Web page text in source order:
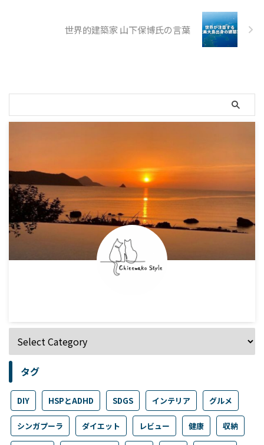
世界的建築家 山下保博氏の言葉
タグ
DIY HSPとADHD SDGS インテリア グルメ
シンガプーラ ダイエット レビュー 健康 収納